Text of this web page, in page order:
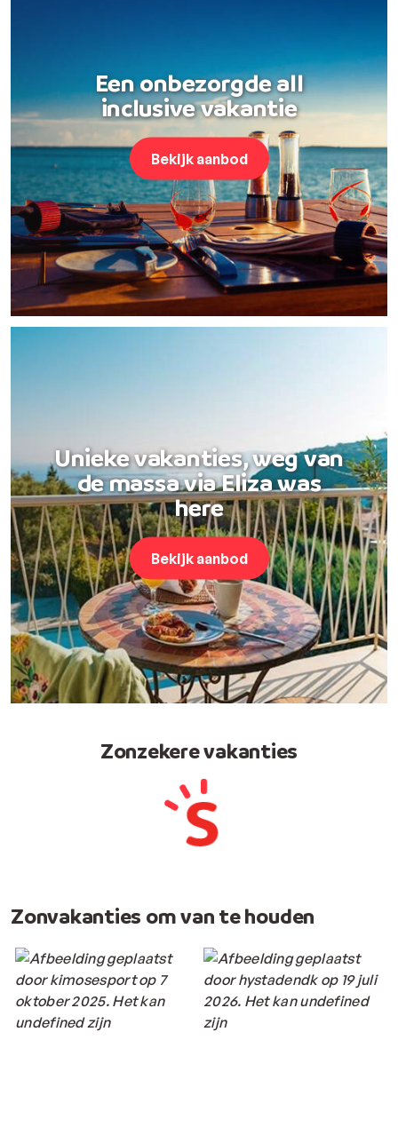
Een onbezorgde all
inclusive vakantie
Bekijk aanbod
Unieke vakanties, weg van
de massa via Eliza was
here
Bekijk aanbod
Zonzekere vakanties
Zonvakanties om van te houden